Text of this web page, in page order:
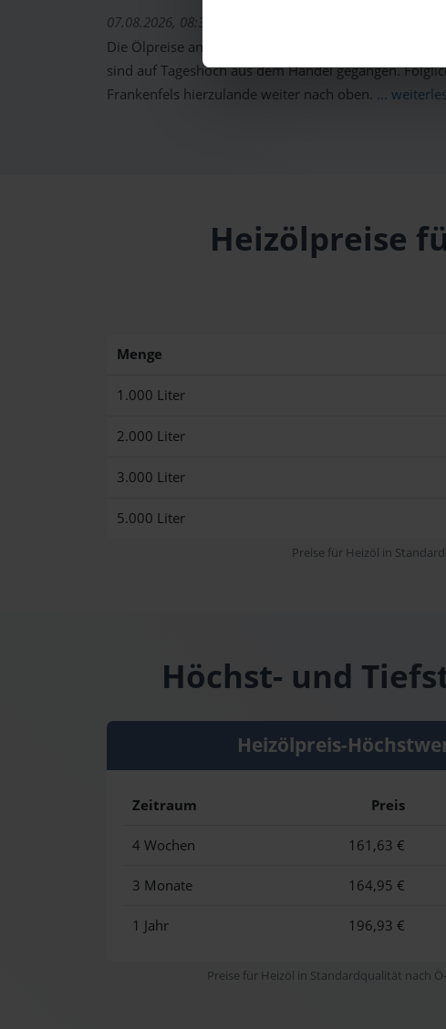
07.08.2026, 08:37 Uhr
Die Ölpreise an den internationalen
sind auf Tageshoch aus dem Handel gegangen.
Frankenfels hierzulande weiter nach oben. ...
Heizölpreise
Menge
1.000 Liter
2.000 Liter
3.000 Liter
5.000 Liter
Preise für Heizöl in
Höchst- und
Heizölpreis-
Zeitraum Preis
4 Wochen 161,63 €
3 Monate 164,95 €
1 Jahr 196,93 €
Preise für Heizöl in Standardqualität nach